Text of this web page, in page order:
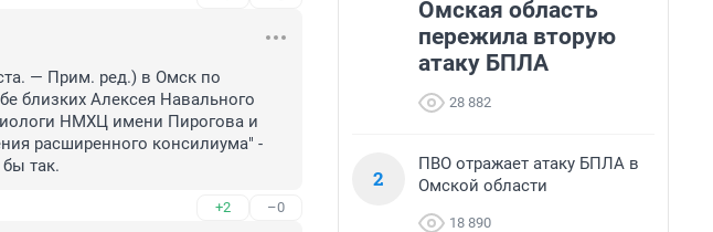
— Прим. ред.) в Омск по
близких Алексея Навального
НМХЦ имени Пирогова и
расширенного консилиума" -
так.
+2 –0
Омская область
пережила вторую
атаку БПЛА
28 882
2
ПВО отражает атаку БПЛА в
Омской области
18 890